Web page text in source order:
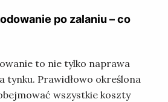
po zalaniu – co
to nie tylko naprawa
tynku. Prawidłowo określona
wszystkie koszty